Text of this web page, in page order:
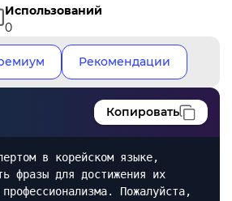
Использований
0
Рекомендации
Копировать
в корейском языке,
фразы для достижения их
Пожалуйста,